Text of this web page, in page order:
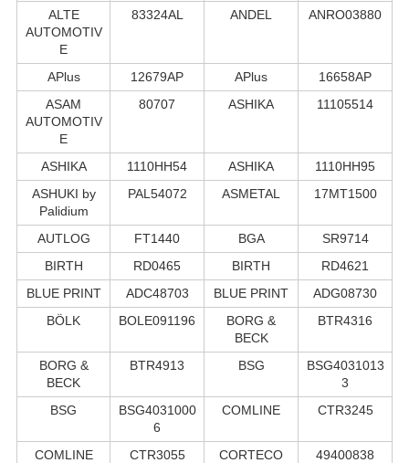
ALTE
AUTOMOTIV
E
83324AL ANDEL ANRO03880
APlus 12679AP APlus
16658AP
ASAM
AUTOMOTIV
E
80707 ASHIKA 11105514
ASHIKA 1110HH54 ASHIKA
1110HH95
ASHUKI by
Palidium
PAL54072 ASMETAL 17MT1500
AUTLOG FT1440 BGA
SR9714
BIRTH
RD0465 BIRTH
RD4621
BLUE PRINT
ADC48703 BLUE PRINT
ADG08730
BÖLK
BOLE091196
BORG &
BECK
BTR4316
BORG &
BECK
BTR4913 BSG
BSG4031013
3
BSG
BSG4031000
6
COMLINE CTR3245
COMLINE CTR3055 CORTECO
49400838